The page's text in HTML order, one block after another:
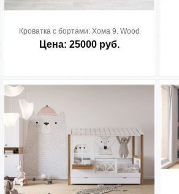
Кроватка с бортами: Хома 9. Wood
Цена: 25000 руб.